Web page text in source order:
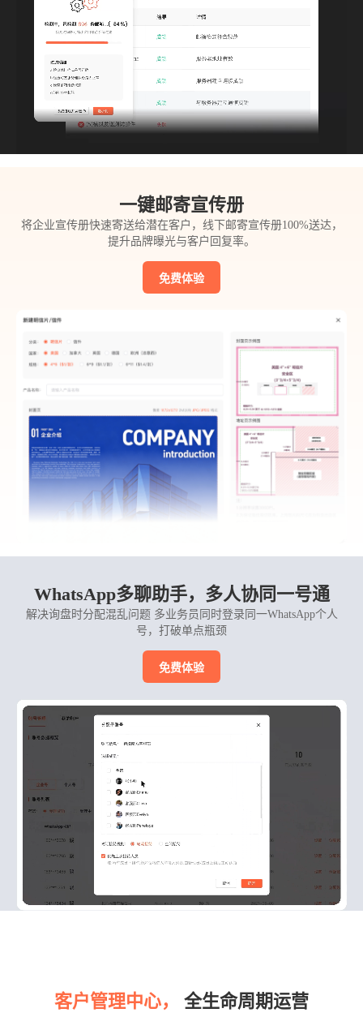
一键邮寄宣传册
将企业宣传册快速寄送给潜在客户，线下邮寄宣传册100%送达，
提升品牌曝光与客户回复率。
免费体验
WhatsApp多聊助手，多人协同一号通
解决询盘时分配混乱问题 多业务员同时登录同一WhatsApp个人
号，打破单点瓶颈
免费体验
客户管理中心， 全生命周期运营